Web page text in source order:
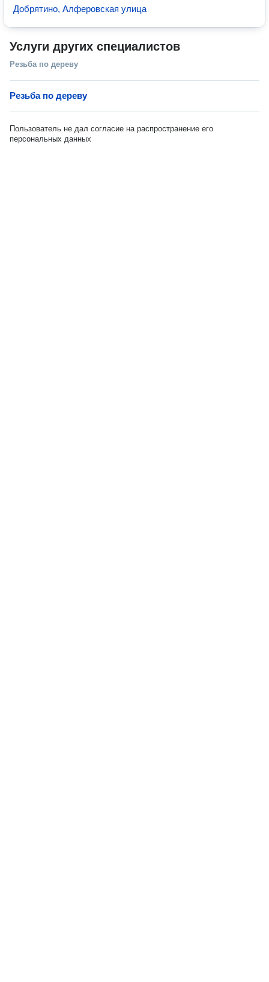
Добрятино, Алферовская улица
Услуги других специалистов
Резьба по дереву
Резьба по дереву
Пользователь не дал согласие на распространение его
персональных данных